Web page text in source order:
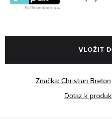
VLOŽIT
Značka: Christian Breton
Dotaz k